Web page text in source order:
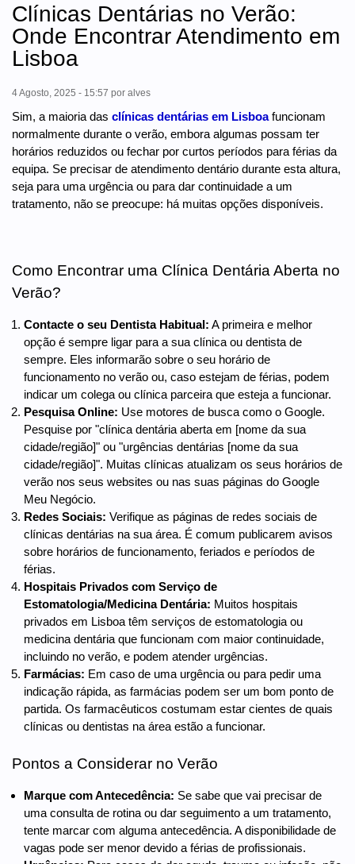
Clínicas Dentárias no Verão:
Onde Encontrar Atendimento em
Lisboa
4 Agosto, 2025 - 15:57 por alves
Sim, a maioria das clínicas dentárias em Lisboafuncionam
normalmente durante o verão, embora algumas possam ter
horários reduzidos ou fechar por curtos períodos para férias da
equipa. Se precisar de atendimento dentário durante esta altura,
seja para uma urgência ou para dar continuidade a um
tratamento, não se preocupe: há muitas opções disponíveis.
Como Encontrar uma Clínica Dentária Aberta no
Verão?
Contacte o seu Dentista Habitual: A primeira e melhor
opção é sempre ligar para a sua clínica ou dentista de
sempre. Eles informarão sobre o seu horário de
funcionamento no verão ou, caso estejam de férias, podem
indicar um colega ou clínica parceira que esteja a funcionar.
Pesquisa Online: Use motores de busca como o Google.
Pesquise por "clínica dentária aberta em [nome da sua
cidade/região]" ou "urgências dentárias [nome da sua
cidade/região]". Muitas clínicas atualizam os seus horários de
verão nos seus websites ou nas suas páginas do Google
Meu Negócio.
Redes Sociais: Verifique as páginas de redes sociais de
clínicas dentárias na sua área. É comum publicarem avisos
sobre horários de funcionamento, feriados e períodos de
férias.
Hospitais Privados com Serviço de
Estomatologia/Medicina Dentária: Muitos hospitais
privados em Lisboa têm serviços de estomatologia ou
medicina dentária que funcionam com maior continuidade,
incluindo no verão, e podem atender urgências.
Farmácias: Em caso de uma urgência ou para pedir uma
indicação rápida, as farmácias podem ser um bom ponto de
partida. Os farmacêuticos costumam estar cientes de quais
clínicas ou dentistas na área estão a funcionar.
Pontos a Considerar no Verão
Marque com Antecedência: Se sabe que vai precisar de
uma consulta de rotina ou dar seguimento a um tratamento,
tente marcar com alguma antecedência. A disponibilidade de
vagas pode ser menor devido a férias de profissionais.